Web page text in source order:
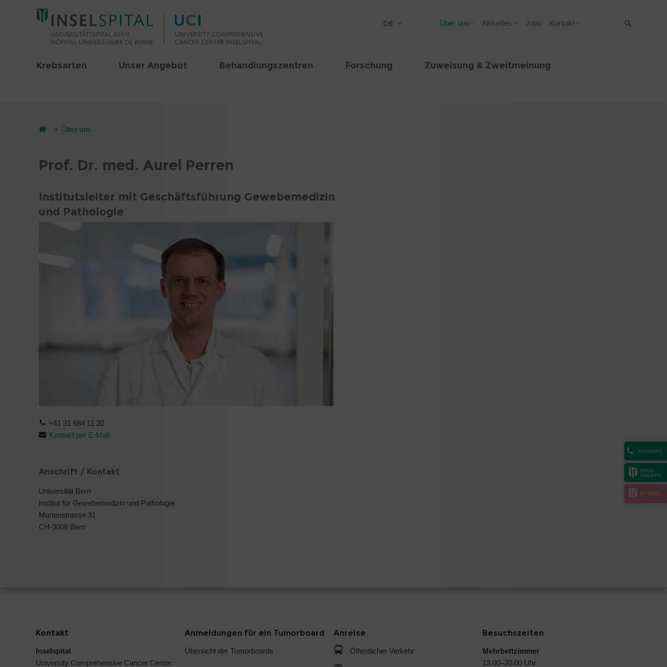
DE Über uns Aktuelles Jobs Kontakt
Krebsarten Unser Angebot Behandlungszentren Forschung Zuweisung & Zweitmeinung
KONTAKT
INSEL
GRUPPE
MYINSEL
Über uns
Prof. Dr. med. Aurel Perren
Institutsleiter mit Geschäftsführung Gewebemedizin
und Pathologie
+41 31 684 11 20
Kontakt per E-Mail
Anschrift / Kontakt
Universität Bern
Institut für Gewebemedizin und Pathologie
Murtenstrasse 31
CH-3008 Bern
Kontakt
Inselspital
University Comprehensive Cancer Center
Anmeldungen für ein Tumorboard
Übersicht der Tumorboards
Anreise
Öffentlicher Verkehr
Besuchszeiten
Mehrbettzimmer
13.00–20.00 Uhr